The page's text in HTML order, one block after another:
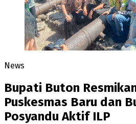
News
Bupati Buton
Puskesmas Baru dan
Posyandu Aktif ILP